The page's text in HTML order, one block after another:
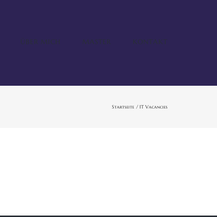
ÜBER MICH MASTER KONTAKT
Startseite IT Vacancies